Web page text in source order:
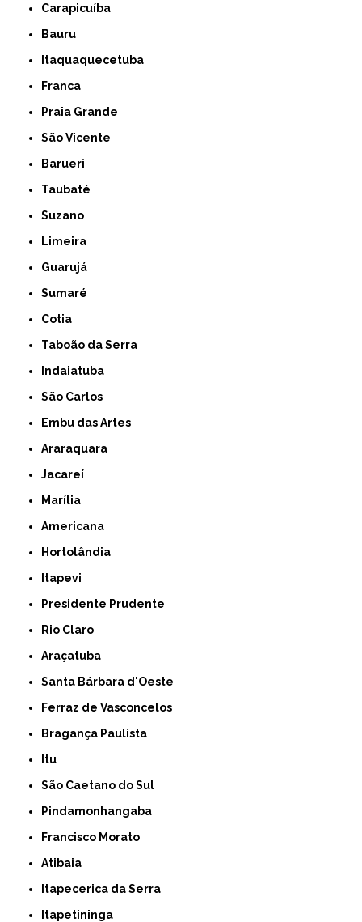
Carapicuíba
Bauru
Itaquaquecetuba
Franca
Praia Grande
São Vicente
Barueri
Taubaté
Suzano
Limeira
Guarujá
Sumaré
Cotia
Taboão da Serra
Indaiatuba
São Carlos
Embu das Artes
Araraquara
Jacareí
Marília
Americana
Hortolândia
Itapevi
Presidente Prudente
Rio Claro
Araçatuba
Santa Bárbara d'Oeste
Ferraz de Vasconcelos
Bragança Paulista
Itu
São Caetano do Sul
Pindamonhangaba
Francisco Morato
Atibaia
Itapecerica da Serra
Itapetininga